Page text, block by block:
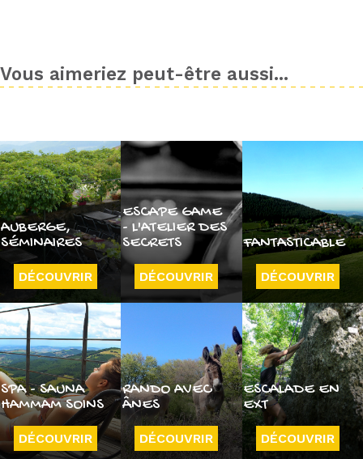
Vous aimeriez peut-être aussi...
AUBERGE,
SÉMINAIRES
DÉCOUVRIR
ESCAPE GAME
- L'ATELIER DES
SECRETS
DÉCOUVRIR
FANTASTICABLE
DÉCOUVRIR
SPA - SAUNA
HAMMAM SOINS
DÉCOUVRIR
RANDO AVEC
ÂNES
DÉCOUVRIR
ESCALADE EN
EXT
DÉCOUVRIR